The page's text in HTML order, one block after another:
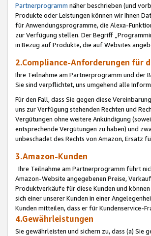
Partnerprogramm näher beschrieben (und
Produkte oder Leistungen können wir Ihnen
für Anwendungsprogramme, die Alexa-
zur Verfügung stellen. Der Begriff
in Bezug auf Produkte, die auf Websites
2.Compliance-Anforderungen für
Ihre Teilnahme am Partnerprogramm und der
Sie sind verpflichtet, uns umgehend alle
Für den Fall, dass Sie gegen diese
uns zur Verfügung stehenden Rechten und
Vergütungen ohne weitere Ankündigung
entsprechende Vergütungen zu haben) und
unbeschadet des Rechts von Amazon, Ersatz
3.Amazon-Kunden
Ihre Teilnahme am Partnerprogramm führt
Amazon-Website angegebenen Preise,
Produktverkäufe für diese Kunden und
sich einer unserer Kunden in einer
Kunden mitteilen, dass er für Kundenservice-
4.Gewährleistungen
Sie gewährleisten und sichern zu, dass (a)